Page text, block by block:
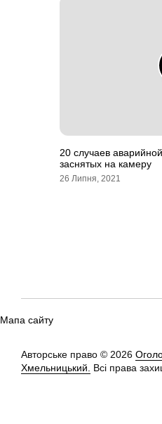
20 случаев
заснятых на камеру
26 Липня, 2021
Мапа сайту
Авторське право © 2026
Хмельницький.
Всі права